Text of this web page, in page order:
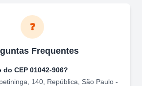
❓
Frequentes
do CEP 01042-906?
140 República São Paulo -